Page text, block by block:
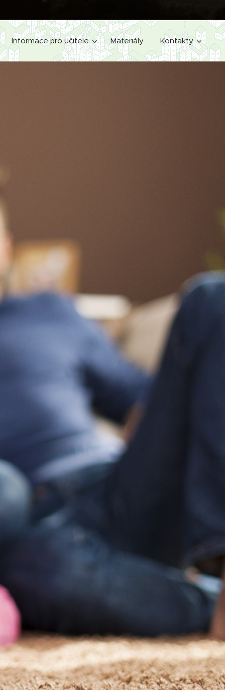
Informace pro učitele Materiály Kontakty